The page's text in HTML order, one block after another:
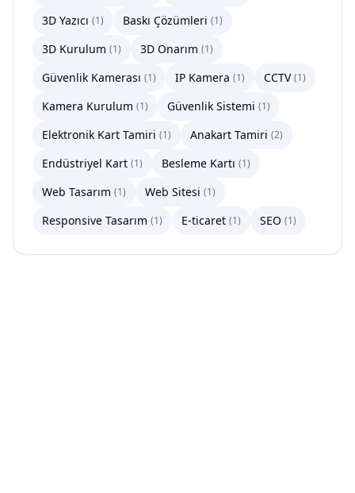
3D Yazıcı (1) Baskı Çözümleri (1)
3D Kurulum (1) 3D Onarım (1)
Güvenlik Kamerası (1) IP Kamera (1) CCTV (1)
Kamera Kurulum (1) Güvenlik Sistemi (1)
Elektronik Kart Tamiri (1) Anakart Tamiri (2)
Endüstriyel Kart (1) Besleme Kartı (1)
Web Tasarım (1) Web Sitesi (1)
Responsive Tasarım (1) E-ticaret (1) SEO (1)